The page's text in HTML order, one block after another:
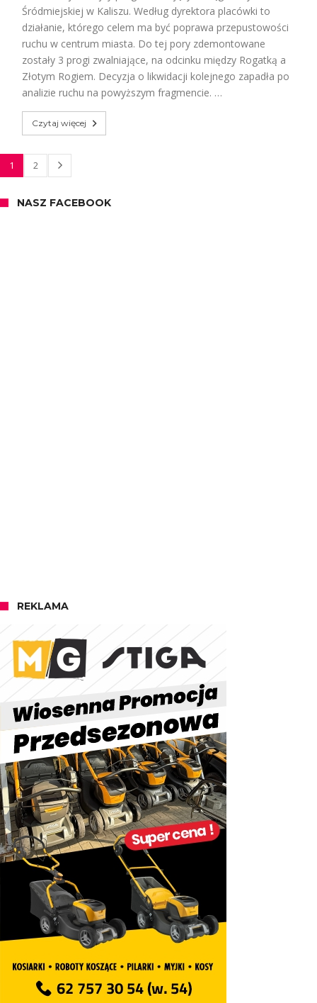
Śródmiejskiej w Kaliszu. Według dyrektora placówki to
działanie, którego celem ma być poprawa przepustowości
ruchu w centrum miasta. Do tej pory zdemontowane
zostały 3 progi zwalniające, na odcinku między Rogatką a
Złotym Rogiem. Decyzja o likwidacji kolejnego zapadła po
analizie ruchu na powyższym fragmencie. …
Czytaj więcej
1 2
NASZ FACEBOOK
REKLAMA